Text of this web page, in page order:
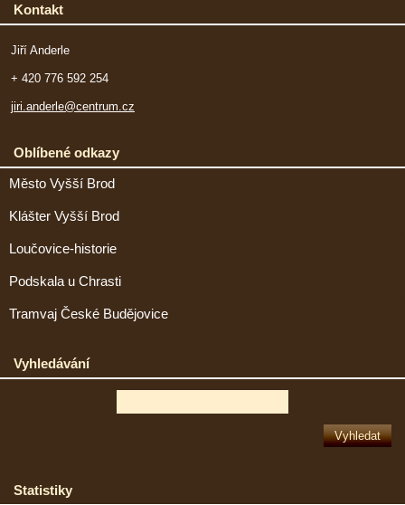
Kontakt
Jiří Anderle
+ 420 776 592 254
jiri.anderle@centrum.cz
Oblíbené odkazy
Město Vyšší Brod
Klášter Vyšší Brod
Loučovice-historie
Podskala u Chrasti
Tramvaj České Budějovice
Vyhledávání
Statistiky